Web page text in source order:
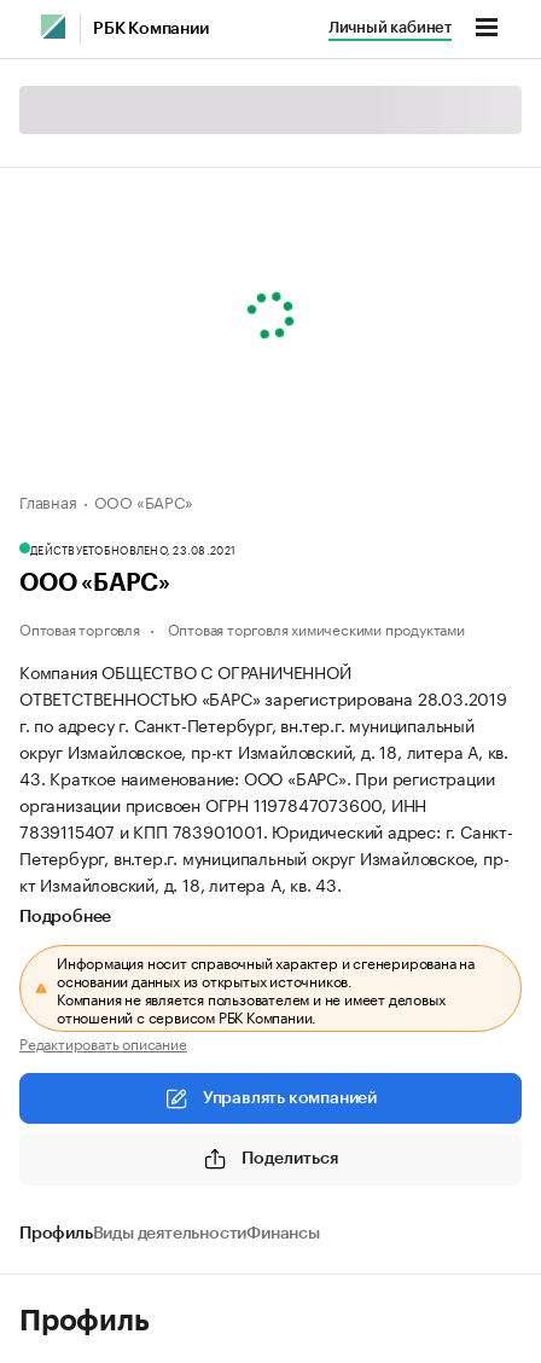
РБК Компании Личный кабинет
Главная ООО «БАРС»
ДЕЙСТВУЕТОБНОВЛЕНО, 23.08.2021
ООО «БАРС»
Оптовая торговля Оптовая торговля химическими продуктами
Компания ОБЩЕСТВО С ОГРАНИЧЕННОЙ
ОТВЕТСТВЕННОСТЬЮ «БАРС» зарегистрирована 28.03.2019
г. по адресу г. Санкт-Петербург, вн.тер.г. муниципальный
округ Измайловское, пр-кт Измайловский, д. 18, литера А, кв.
43. Краткое наименование: ООО «БАРС». При регистрации
организации присвоен ОГРН 1197847073600, ИНН
7839115407 и КПП 783901001. Юридический адрес: г. Санкт-
Петербург, вн.тер.г. муниципальный округ Измайловское, пр-
кт Измайловский, д. 18, литера А, кв. 43.
Подробнее
Информация носит справочный характер и сгенерирована на
основании данных из открытых источников.
Компания не является пользователем и не имеет деловых
отношений с сервисом РБК Компании.
Редактировать описание
Управлять компанией
Поделиться
ПрофильВиды деятельностиФинансы
Профиль